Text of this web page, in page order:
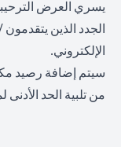
يسري العرض
الجدد الذين
الإلكتروني.
من تلبية الحد الأدنى